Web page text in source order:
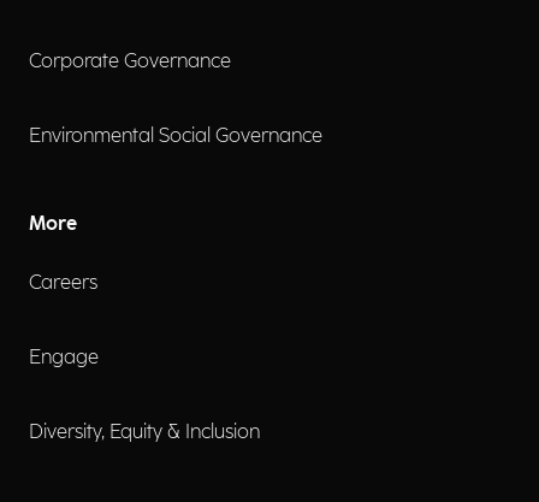
Corporate Governance
Environmental Social Governance
More
Careers
Engage
Diversity, Equity & Inclusion